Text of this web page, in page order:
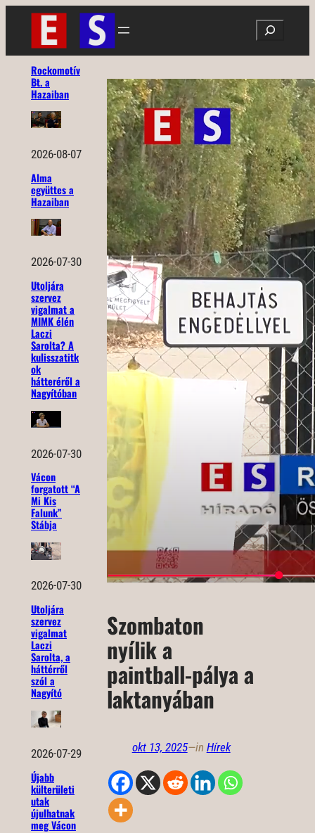
Ugrás
tartalomhoz
Search
Rockomotív
Bt. a
Hazaiban
2026-08-07
Alma
együttes a
Hazaiban
2026-07-30
Utoljára
szervez
vigalmat a
MIMK élén
Laczi
Sarolta? A
kulisszatitk
ok
hátteréről a
Nagyítóban
2026-07-30
Vácon
forgatott “A
Mi Kis
Falunk”
Stábja
2026-07-30
Utoljára
szervez
vigalmat
Laczi
Sarolta, a
háttérről
szól a
Nagyító
2026-07-29
Újabb
külterületi
utak
újulhatnak
meg Vácon
Szombaton
nyílik a
paintball-pálya a
laktanyában
okt 13, 2025—in Hírek